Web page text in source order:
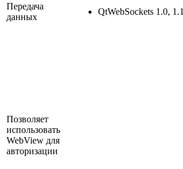
Передача
данных
QtWebSockets 1.0, 1.1
Позволяет
использовать
WebView для
авторизации